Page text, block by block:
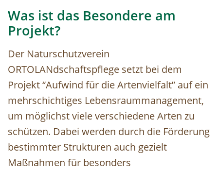
Was ist das Besondere am
Projekt?
Der Naturschutzverein
ORTOLANdschaftspflege setzt bei dem
Projekt “Aufwind für die Artenvielfalt” auf ein
mehrschichtiges Lebensraummanagement,
um möglichst viele verschiedene Arten zu
schützen. Dabei werden durch die Förderung
bestimmter Strukturen auch gezielt
Maßnahmen für besonders